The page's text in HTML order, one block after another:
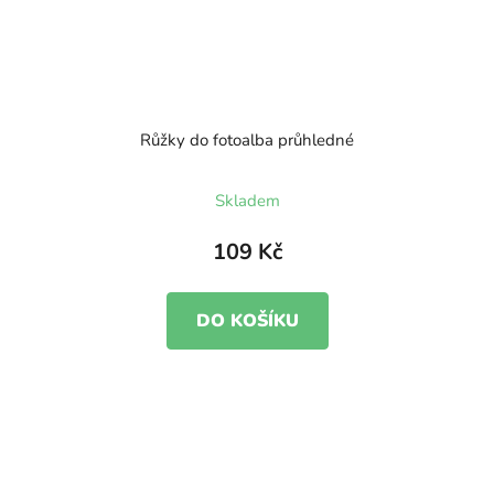
Růžky do fotoalba průhledné
Skladem
109 Kč
DO KOŠÍKU